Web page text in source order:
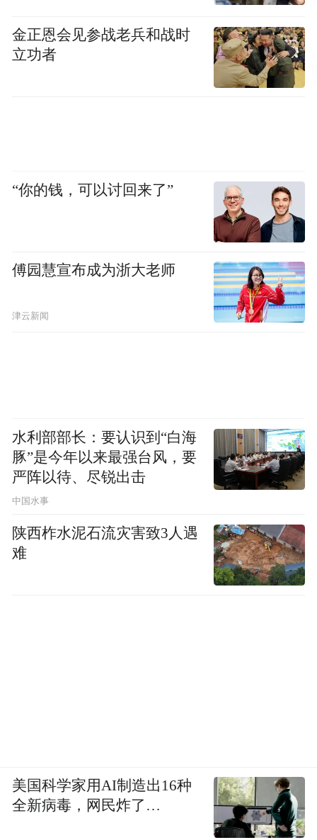
金正恩会见参战老兵和战时
立功者
“你的钱，可以讨回来了”
傅园慧宣布成为浙大老师
津云新闻
水利部部长：要认识到“白海
豚”是今年以来最强台风，要
严阵以待、尽锐出击
中国水事
陕西柞水泥石流灾害致3人遇
难
美国科学家用AI制造出16种
全新病毒，网民炸了…